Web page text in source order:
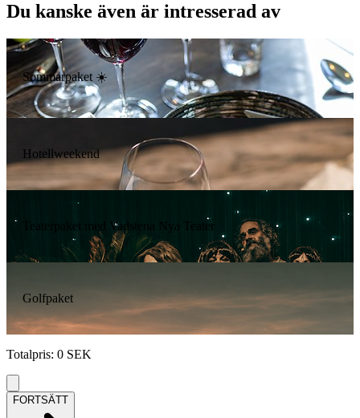
Du kanske även är intresserad av
Sommarpaket ☀️
Hotellweekend
Teaterpaket med Vadstena Nya Teater
Golfpaket
Totalpris: 0 SEK
FORTSÄTT